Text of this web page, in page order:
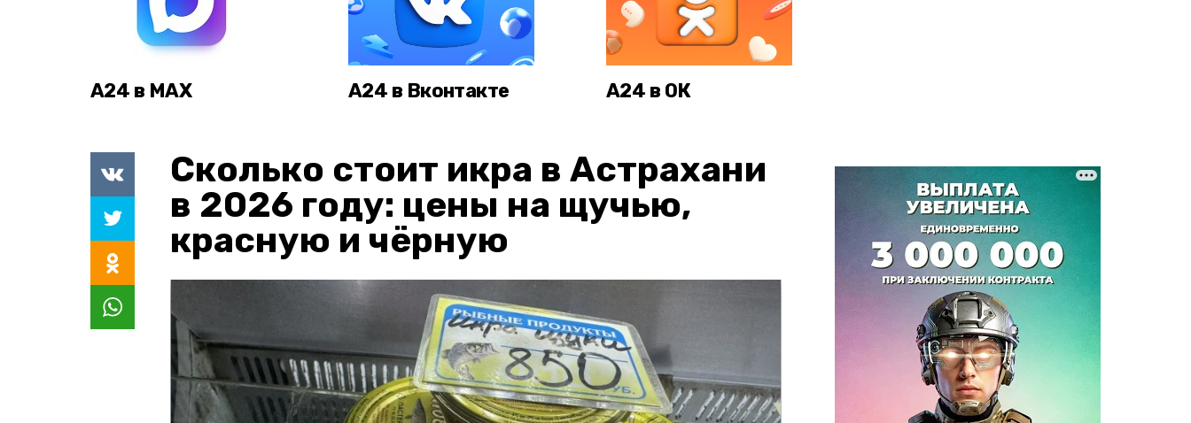
А24 в MAX А24 в Вконтакте А24 в ОК
Сколько стоит икра в Астрахани
в 2026 году: цены на щучью,
красную и чёрную